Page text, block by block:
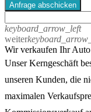
Anfrage abschicken
keyboard_arrow_left
weiter
Wir verkaufen Ihr
Unser Kerngeschäft
unseren Kunden, die
maximalen